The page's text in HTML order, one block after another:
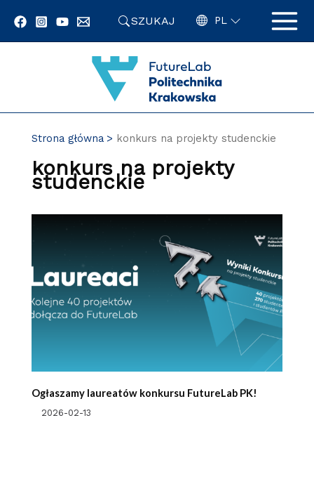
SZUKAJ PL
Strona główna konkurs na projekty studenckie
konkurs na projekty
studenckie
Ogłaszamy laureatów konkursu FutureLab PK!
2026-02-13